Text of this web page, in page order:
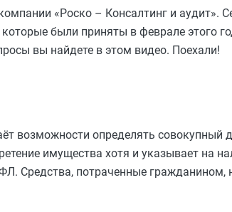
«Роско – Консалтинг и аудит».
были приняты в феврале этого
вы найдете в этом видео. Поехали!
возможности определять совокупный
имущества хотя и указывает на
Средства, потраченные гражданином,